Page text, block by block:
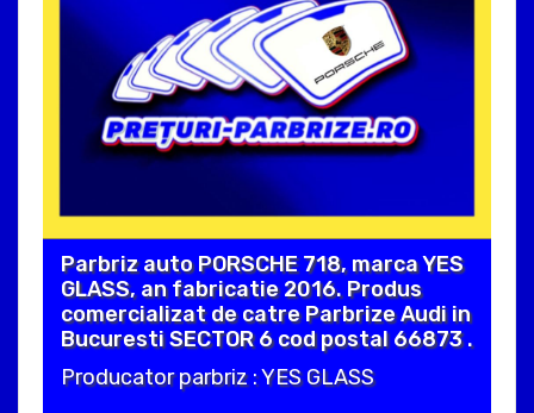
Parbriz auto PORSCHE 718, marca YES
GLASS, an fabricatie 2016. Produs
comercializat de catre Parbrize Audi in
Bucuresti SECTOR 6 cod postal 66873 .
Producator parbriz : YES GLASS